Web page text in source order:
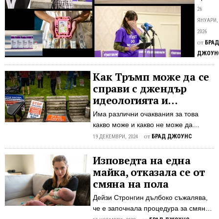
–
сега
тези
се
за
дела
в
САЩ,
с
ще
бъдат
в
тази
хора,
които
26
ЯНУАРИ,
2026
от БРАД
Как Тръмп може да се
справи с джендър
идеологията и
критичната расова
теория в училищата
Има различни очаквания за това
какво може и какво не може да
постигне новата администрация в
родителските права, докато
съдебните битки продължават.
Новоизбраният президент Доналд
Тръмп обеща да забрани
преподаването на критичната расова
теория в държавните училища, да
19 ДЕКЕМВРИ, 2024 от БРАД ДЖОУНС
Изповедта на една
майка, отказала се от
смяна на пола
Дейзи Стронгин дълбоко съжалява,
че е започнала процедура за смяна